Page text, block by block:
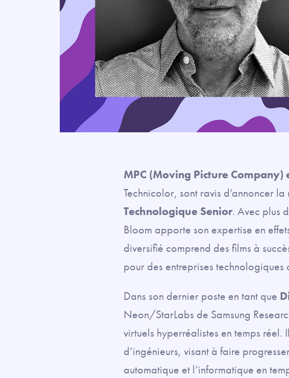
MPC (Moving Picture
Technicolor, sont ravis d’annoncer
Technologique Senior. Avec plus
Bloom apporte son expertise en
diversifié comprend des films à
pour des entreprises
Dans son dernier poste en tant que
Neon/StarLabs de Samsung
virtuels hyperréalistes en temps
d’ingénieurs, visant à faire
automatique et l’informatique en